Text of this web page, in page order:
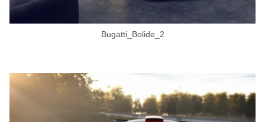
Bugatti_Bolide_2